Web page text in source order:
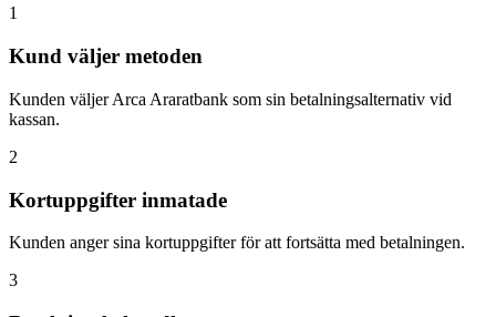
1
Kund väljer metoden
Kunden väljer Arca Araratbank som sin betalningsalternativ vid
kassan.
2
Kortuppgifter inmatade
Kunden anger sina kortuppgifter för att fortsätta med betalningen.
3